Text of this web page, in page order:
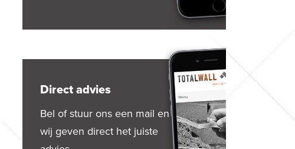
Direct advies
Bel of stuur ons een mail en
wij geven direct het juiste